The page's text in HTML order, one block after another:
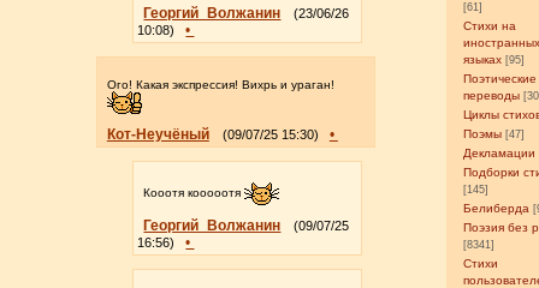
[61]
Стихи на
языках [95]
Поэтические
переводы
Циклы
Поэмы [47]
Декламации
Подборки
[145]
Белиберда
Поэзия без
[8341]
Стихи
Георгий_Волжанин
(23/06/26
10:08)
•
Ого! Какая экспрессия! Вихрь и ураган!
Кот-Неучёный (09/07/25 15:30) •
Кооотя кооооотя
Георгий_Волжанин
(09/07/25
16:56)
•